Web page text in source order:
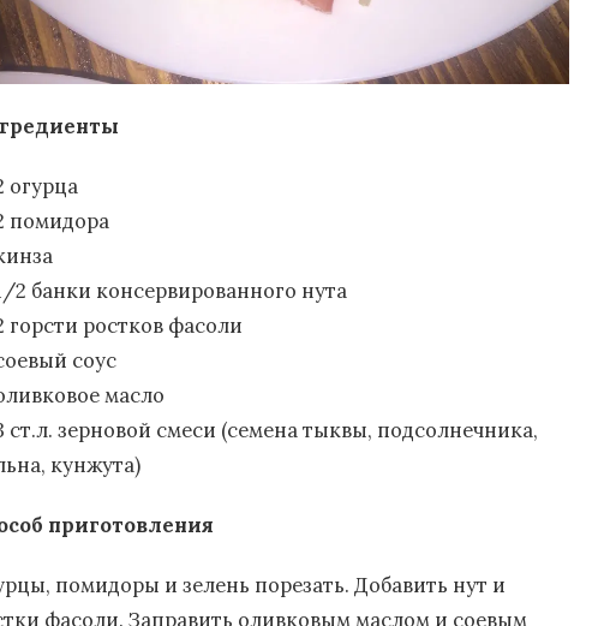
огурца
помидора
2 банки консервированного нута
горсти ростков фасоли
соус
масло
ст.л. зерновой смеси (семена тыквы, подсолнечника,
кунжута)
приготовления
помидоры и зелень порезать. Добавить нут и
фасоли. Заправить оливковым маслом и соевым